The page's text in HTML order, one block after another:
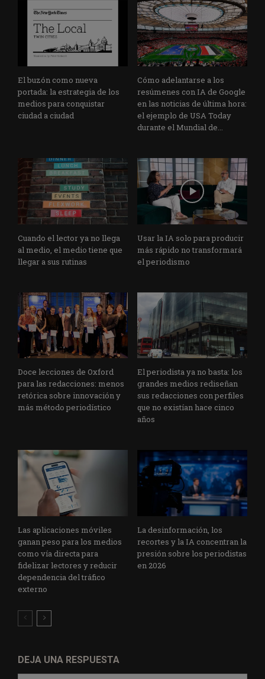
El buzón como nueva
portada: la estrategia de los
medios para conquistar
ciudad a ciudad
Cómo adelantarse a los
resúmenes con IA de Google
en las noticias de última hora:
el ejemplo de USA Today
durante el Mundial de...
Cuando el lector ya no llega
al medio, el medio tiene que
llegar a sus rutinas
Usar la IA solo para producir
más rápido no transformará
el periodismo
Doce lecciones de Oxford
para las redacciones: menos
retórica sobre innovación y
más método periodístico
El periodista ya no basta: los
grandes medios rediseñan
sus redacciones con perfiles
que no existían hace cinco
años
Las aplicaciones móviles
ganan peso para los medios
como vía directa para
fidelizar lectores y reducir
dependencia del tráfico
externo
La desinformación, los
recortes y la IA concentran la
presión sobre los periodistas
en 2026
DEJA UNA RESPUESTA